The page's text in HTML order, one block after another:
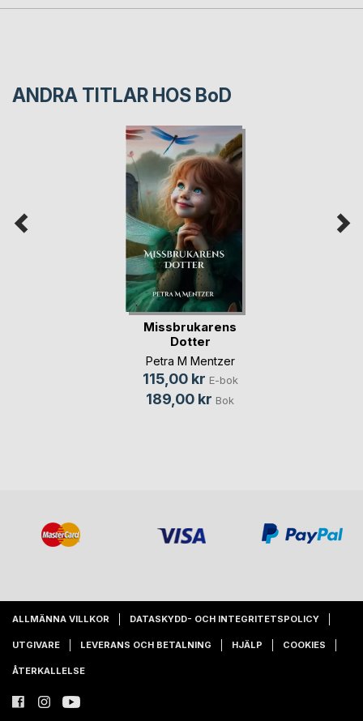
ANDRA TITLAR HOS BoD
Missbrukarens
Dotter
Petra M Mentzer
115,00 kr E-bok
189,00 kr Bok
ALLMÄNNA VILLKOR DATASKYDD- OCH INTEGRITETSPOLICY
UTGIVARE LEVERANS OCH BETALNING HJÄLP COOKIES
ÅTERKALLELSE